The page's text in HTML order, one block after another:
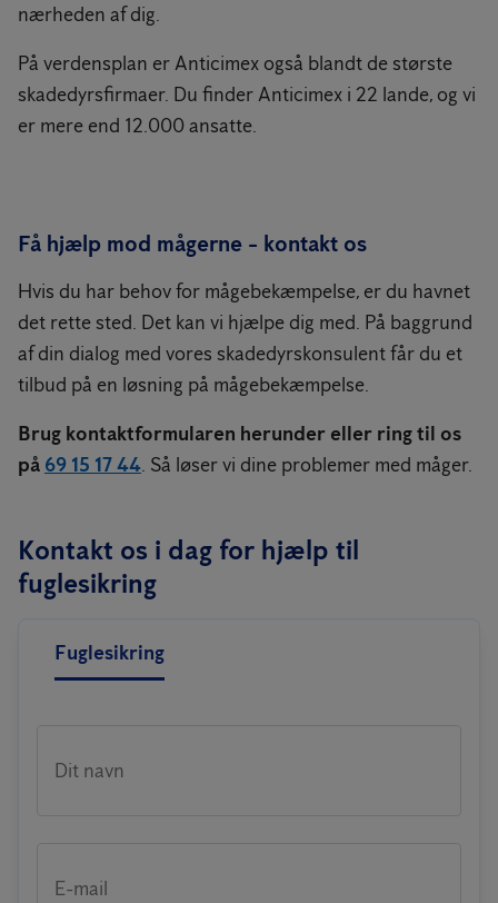
nærheden af dig.
På verdensplan er Anticimex også blandt de største
skadedyrsfirmaer. Du finder Anticimex i 22 lande, og vi
er mere end 12.000 ansatte.
Få hjælp mod mågerne - kontakt os
Hvis du har behov for mågebekæmpelse, er du havnet
det rette sted. Det kan vi hjælpe dig med. På baggrund
af din dialog med vores skadedyrskonsulent får du et
tilbud på en løsning på mågebekæmpelse.
Brug kontaktformularen herunder eller ring til os
på 69 15 17 44. Så løser vi dine problemer med måger.
Kontakt os i dag for hjælp til
fuglesikring
Fuglesikring
Dit navn
E-mail